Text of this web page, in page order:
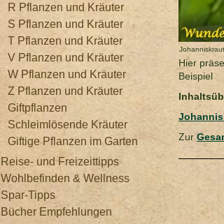
R Pflanzen und Kräuter
S Pflanzen und Kräuter
T Pflanzen und Kräuter
V Pflanzen und Kräuter
W Pflanzen und Kräuter
Z Pflanzen und Kräuter
Giftpflanzen
Schleimlösende Kräuter
Giftige Pflanzen im Garten
Reise- und Freizeittipps
Wohlbefinden & Wellness
Spar-Tipps
Bücher Empfehlungen
Johanniskraut
Hier
Beispiel
Zur